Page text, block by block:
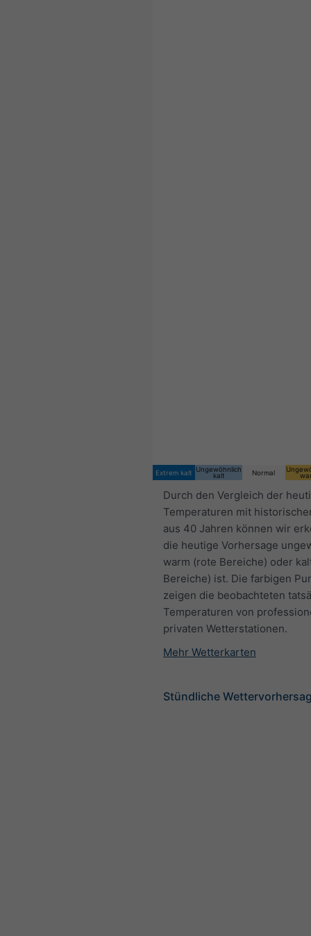
Extrem kalt
Ungewöhnlich
kalt
Normal
Durch den Vergleich der
Temperaturen mit
aus 40 Jahren können wir
die heutige Vorhersage
warm (rote Bereiche) oder
Bereiche) ist. Die farbigen
zeigen die beobachteten
Temperaturen von
privaten Wetterstationen.
Mehr Wetterkarten
Stündliche